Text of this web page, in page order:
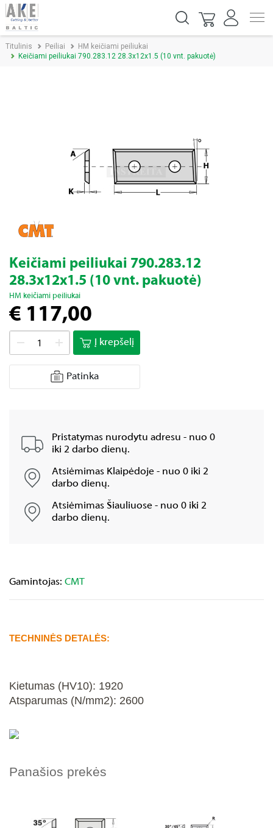
Titulinis Peiliai
HM keičiami peiliukai
Keičiami peiliukai 790.283.12 28.3x12x1.5 (10 vnt. pakuotė)
Keičiami peiliukai 790.283.12
28.3x12x1.5 (10 vnt. pakuotė)
HM keičiami peiliukai
€ 117,00
Į krepšelį
Patinka
Pristatymas nurodytu adresu - nuo 0
iki 2 darbo dienų.
Atsiėmimas Klaipėdoje - nuo 0 iki 2
darbo dienų.
Atsiėmimas Šiauliuose - nuo 0 iki 2
darbo dienų.
Gamintojas: CMT
TECHNINĖS DETALĖS:
Kietumas (HV10): 1920
Atsparumas (N/mm2): 2600
Panašios prekės